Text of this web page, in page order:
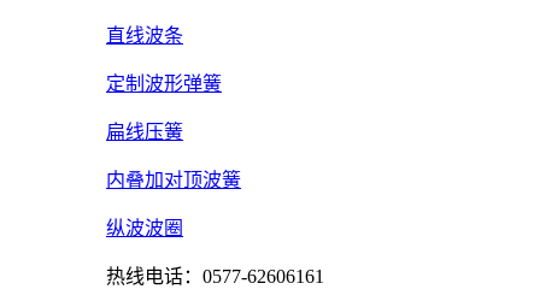
直线波条
定制波形弹簧
扁线压簧
内叠加对顶波簧
纵波波圈
热线电话：0577-62606161